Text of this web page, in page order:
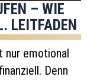
– WIE
LEITFADEN
nur emotional
Denn